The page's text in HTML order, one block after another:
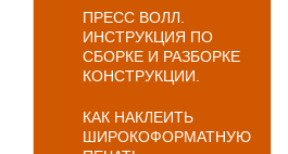
ПРЕСС ВОЛЛ.
ИНСТРУКЦИЯ ПО
СБОРКЕ И РАЗБОРКЕ
КОНСТРУКЦИИ.
КАК НАКЛЕИТЬ
ШИРОКОФОРМАТНУЮ